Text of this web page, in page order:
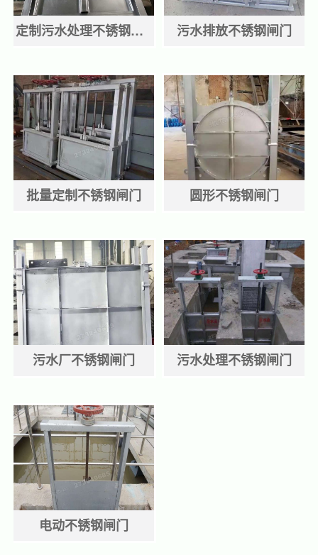
定制污水处理不锈钢闸门 污水排放不锈钢闸门
批量定制不锈钢闸门 圆形不锈钢闸门
污水厂不锈钢闸门 污水处理不锈钢闸门
电动不锈钢闸门